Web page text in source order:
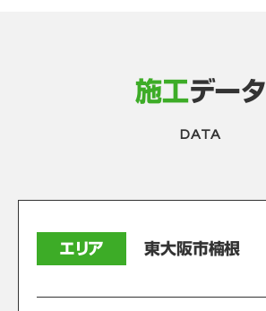
施工データ
DATA
エリア 東大阪市楠根